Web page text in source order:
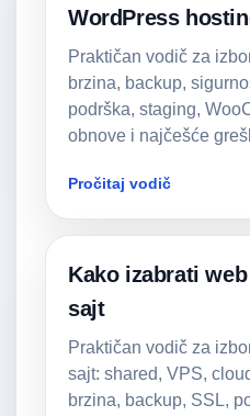
WordPress
Praktičan vodič za
brzina, backup,
podrška, staging,
obnove i najčešće
Pročitaj vodič
Kako izabrati
sajt
Praktičan vodič za
sajt: shared, VPS,
brzina, backup, SSL,